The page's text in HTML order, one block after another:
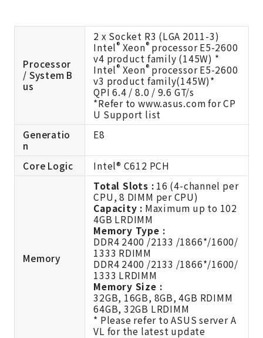
Processor
/ System B
us
2 x Socket R3 (LGA 2011-3)
Intel® Xeon® processor E5-2600
v4 product family (145W) *
Intel® Xeon® processor E5-2600
v3 product family(145W)*
QPI 6.4 / 8.0 / 9.6 GT/s
*Refer to www.asus.com for CP
U Support list
Generatio
n
E8
Core Logic Intel® C612 PCH
Memory
Total Slots : 16 (4-channel per
CPU, 8 DIMM per CPU)
Capacity : Maximum up to 102
4GB LRDIMM
Memory Type :
DDR4 2400 /2133 /1866*/1600/
1333 RDIMM
DDR4 2400 /2133 /1866*/1600/
1333 LRDIMM
Memory Size :
32GB, 16GB, 8GB, 4GB RDIMM
64GB, 32GB LRDIMM
* Please refer to ASUS server A
VL for the latest update